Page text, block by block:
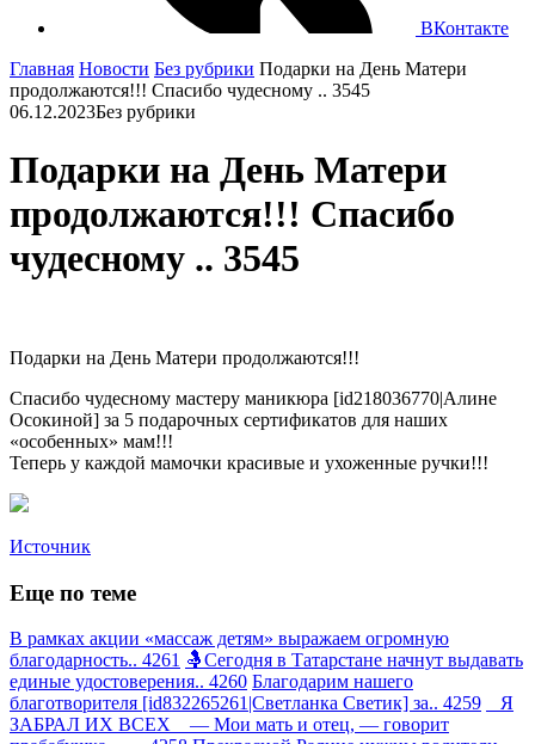
ВКонтакте
Главная Новости Без рубрики Подарки на День Матери
продолжаются!!! Спасибо чудесному .. 3545
06.12.2023Без рубрики
Подарки на День Матери
продолжаются!!! Спасибо
чудесному .. 3545
Подарки на День Матери продолжаются!!!
Спасибо чудесному мастеру маникюра [id218036770|Алине
Осокиной] за 5 подарочных сертификатов для наших
«особенных» мам!!!
Теперь у каждой мамочки красивые и ухоженные ручки!!!
Источник
Еще по теме
В рамках акции «массаж детям» выражаем огромную
благодарность.. 4261 🤱Сегодня в Татарстане начнут выдавать
единые удостоверения.. 4260 Благодарим нашего
благотворителя [id832265261|Светланка Светик] за.. 4259
Я
ЗАБРАЛ ИХ ВСЕХ — Мои мать и отец, — говорит